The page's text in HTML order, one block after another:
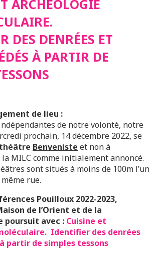
ET DES
À PARTIR
ARCHÉOLOGIE
DES DENRÉES ET
À PARTIR DE
de lieu :
de notre volonté, notre
prochain, 14 décembre 2022, se
Benveniste et non à
MILC comme initialement annoncé.
sont situés à moins de 100m l’un
rue.
Pouilloux 2022-2023,
de l’Orient et de la
poursuit avec : Cuisine et
Identifier des denrées
partir de simples tessons